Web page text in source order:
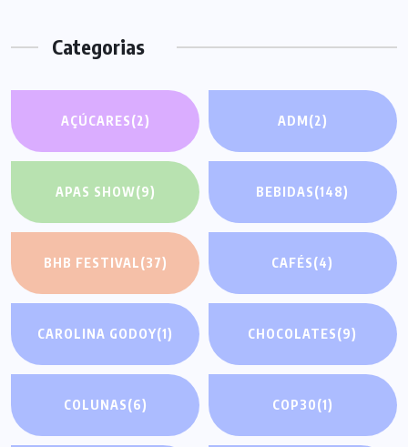
Categorias
AÇÚCARES(2) ADM(2)
APAS SHOW(9) BEBIDAS(148)
BHB FESTIVAL(37) CAFÉS(4)
CAROLINA GODOY(1) CHOCOLATES(9)
COLUNAS(6) COP30(1)